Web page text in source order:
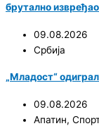
брутално
09.08.2026
Србија
„Младост“
09.08.2026
Апатин,